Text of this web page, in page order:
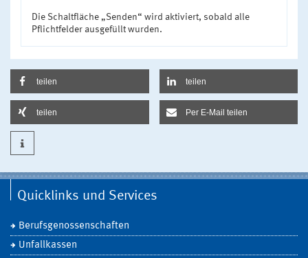
Die Schaltfläche „Senden“ wird aktiviert, sobald alle
Pflichtfelder ausgefüllt wurden.
teilen teilen
teilen Per E-Mail teilen
Quicklinks und Services
Berufsgenossenschaften
Unfallkassen